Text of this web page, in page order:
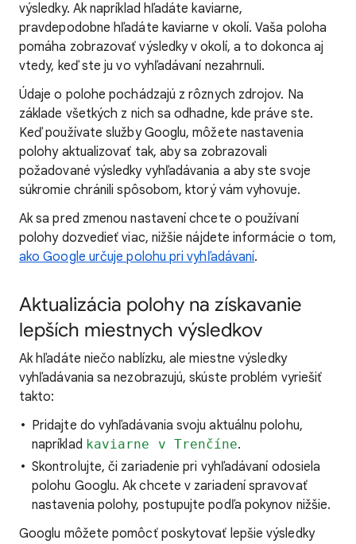
výsledky. Ak napríklad hľadáte kaviarne,
pravdepodobne hľadáte kaviarne v okolí. Vaša poloha
pomáha zobrazovať výsledky v okolí, a to dokonca aj
vtedy, keď ste ju vo vyhľadávaní nezahrnuli.
Údaje o polohe pochádzajú z rôznych zdrojov. Na
základe všetkých z nich sa odhadne, kde práve ste.
Keď používate služby Googlu, môžete nastavenia
polohy aktualizovať tak, aby sa zobrazovali
požadované výsledky vyhľadávania a aby ste svoje
súkromie chránili spôsobom, ktorý vám vyhovuje.
Ak sa pred zmenou nastavení chcete o používaní
polohy dozvedieť viac, nižšie nájdete informácie o tom,
ako Google určuje polohu pri vyhľadávaní.
Aktualizácia polohy na získavanie
lepších miestnych výsledkov
Ak hľadáte niečo nablízku, ale miestne výsledky
vyhľadávania sa nezobrazujú, skúste problém vyriešiť
takto:
Pridajte do vyhľadávania svoju aktuálnu polohu,
napríklad kaviarne v Trenčíne.
Skontrolujte, či zariadenie pri vyhľadávaní odosiela
polohu Googlu. Ak chcete v zariadení spravovať
nastavenia polohy, postupujte podľa pokynov nižšie.
Googlu môžete pomôcť poskytovať lepšie výsledky